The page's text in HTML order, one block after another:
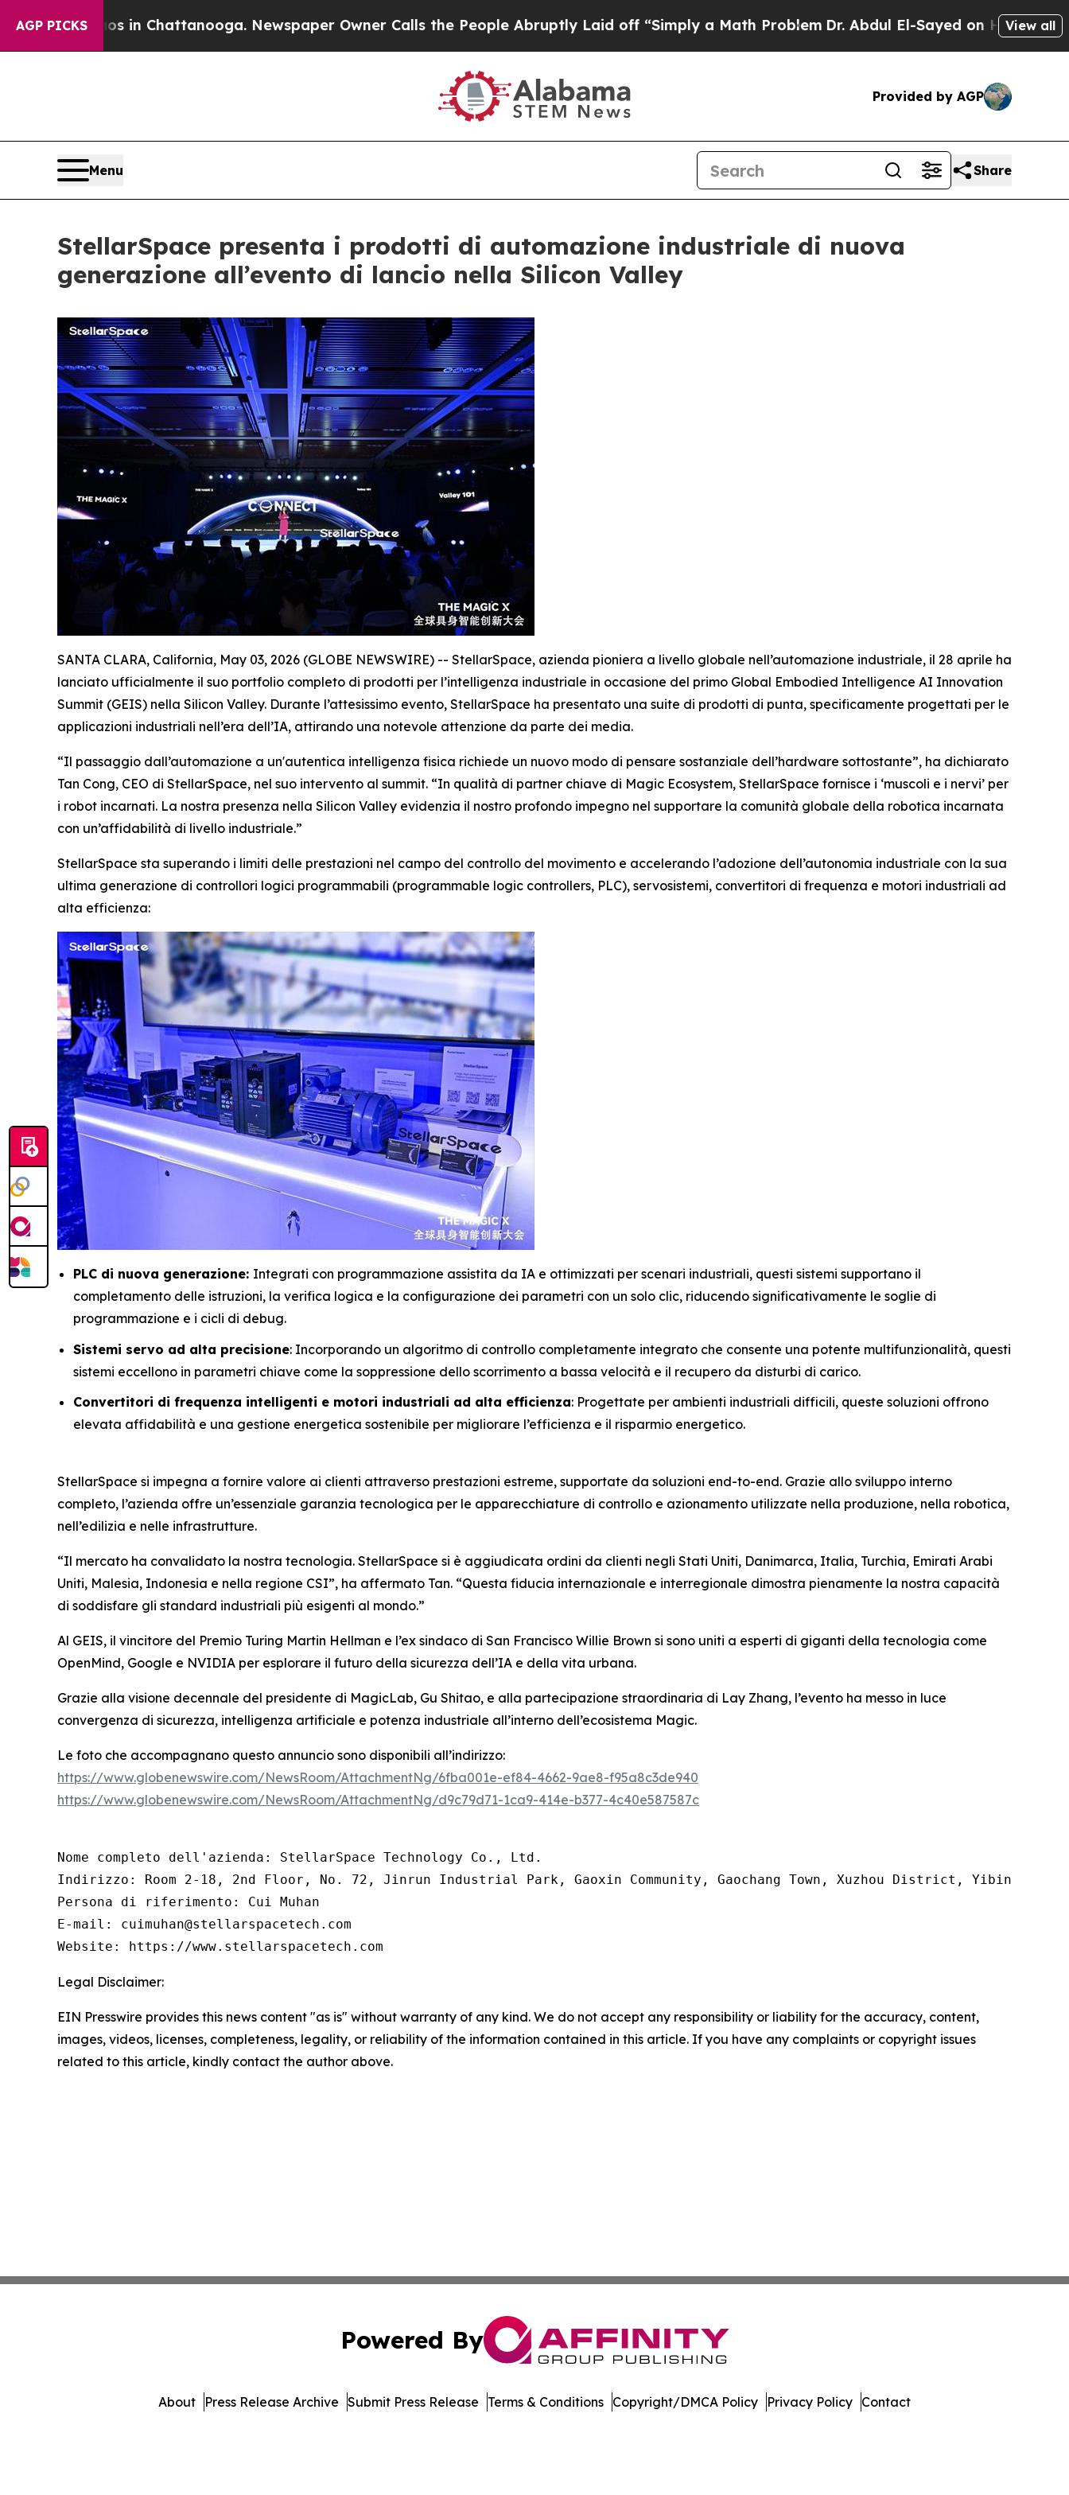
AGP PICKS
in Chattanooga. Newspaper Owner Calls the People Abruptly Laid off “Simply a Math ProblemDr. Abdul El-Sayed on Historic MichiganView all
Provided by AGP
Menu Share
StellarSpace presenta i prodotti di automazione industriale di nuova
generazione all’evento di lancio nella Silicon Valley
SANTA CLARA, California, May 03, 2026 (GLOBE NEWSWIRE) -- StellarSpace, azienda pioniera a livello globale nell’automazione industriale, il 28 aprile ha
lanciato ufficialmente il suo portfolio completo di prodotti per l’intelligenza industriale in occasione del primo Global Embodied Intelligence AI Innovation
Summit (GEIS) nella Silicon Valley. Durante l’attesissimo evento, StellarSpace ha presentato una suite di prodotti di punta, specificamente progettati per le
applicazioni industriali nell’era dell’IA, attirando una notevole attenzione da parte dei media.
“Il passaggio dall’automazione a un'autentica intelligenza fisica richiede un nuovo modo di pensare sostanziale dell’hardware sottostante”, ha dichiarato
Tan Cong, CEO di StellarSpace, nel suo intervento al summit. “In qualità di partner chiave di Magic Ecosystem, StellarSpace fornisce i ‘muscoli e i nervi’ per
i robot incarnati. La nostra presenza nella Silicon Valley evidenzia il nostro profondo impegno nel supportare la comunità globale della robotica incarnata
con un’affidabilità di livello industriale.”
StellarSpace sta superando i limiti delle prestazioni nel campo del controllo del movimento e accelerando l’adozione dell’autonomia industriale con la sua
ultima generazione di controllori logici programmabili (programmable logic controllers, PLC), servosistemi, convertitori di frequenza e motori industriali ad
alta efficienza:
PLC di nuova generazione: Integrati con programmazione assistita da IA e ottimizzati per scenari industriali, questi sistemi supportano il
completamento delle istruzioni, la verifica logica e la configurazione dei parametri con un solo clic, riducendo significativamente le soglie di
programmazione e i cicli di debug.
Sistemi servo ad alta precisione: Incorporando un algoritmo di controllo completamente integrato che consente una potente multifunzionalità, questi
sistemi eccellono in parametri chiave come la soppressione dello scorrimento a bassa velocità e il recupero da disturbi di carico.
Convertitori di frequenza intelligenti e motori industriali ad alta efficienza: Progettate per ambienti industriali difficili, queste soluzioni offrono
elevata affidabilità e una gestione energetica sostenibile per migliorare l’efficienza e il risparmio energetico.
StellarSpace si impegna a fornire valore ai clienti attraverso prestazioni estreme, supportate da soluzioni end-to-end. Grazie allo sviluppo interno
completo, l’azienda offre un’essenziale garanzia tecnologica per le apparecchiature di controllo e azionamento utilizzate nella produzione, nella robotica,
nell’edilizia e nelle infrastrutture.
“Il mercato ha convalidato la nostra tecnologia. StellarSpace si è aggiudicata ordini da clienti negli Stati Uniti, Danimarca, Italia, Turchia, Emirati Arabi
Uniti, Malesia, Indonesia e nella regione CSI”, ha affermato Tan. “Questa fiducia internazionale e interregionale dimostra pienamente la nostra capacità
di soddisfare gli standard industriali più esigenti al mondo.”
Al GEIS, il vincitore del Premio Turing Martin Hellman e l’ex sindaco di San Francisco Willie Brown si sono uniti a esperti di giganti della tecnologia come
OpenMind, Google e NVIDIA per esplorare il futuro della sicurezza dell’IA e della vita urbana.
Grazie alla visione decennale del presidente di MagicLab, Gu Shitao, e alla partecipazione straordinaria di Lay Zhang, l’evento ha messo in luce
convergenza di sicurezza, intelligenza artificiale e potenza industriale all’interno dell’ecosistema Magic.
Le foto che accompagnano questo annuncio sono disponibili all’indirizzo:
https://www.globenewswire.com/NewsRoom/AttachmentNg/6fba001e-ef84-4662-9ae8-f95a8c3de940
https://www.globenewswire.com/NewsRoom/AttachmentNg/d9c79d71-1ca9-414e-b377-4c40e587587c
Nome completo dell'azienda: StellarSpace Technology Co., Ltd.
Indirizzo: Room 2-18, 2nd Floor, No. 72, Jinrun Industrial Park, Gaoxin Community, Gaochang Town, Xuzhou District, Yibin City,
Persona di riferimento: Cui Muhan
E-mail: cuimuhan@stellarspacetech.com
Website: https://www.stellarspacetech.com
Legal Disclaimer:
EIN Presswire provides this news content "as is" without warranty of any kind. We do not accept any responsibility or liability for the accuracy, content,
images, videos, licenses, completeness, legality, or reliability of the information contained in this article. If you have any complaints or copyright issues
related to this article, kindly contact the author above.
Powered By
About Press Release Archive Submit Press Release Terms & Conditions Copyright/DMCA Policy Privacy Policy Contact